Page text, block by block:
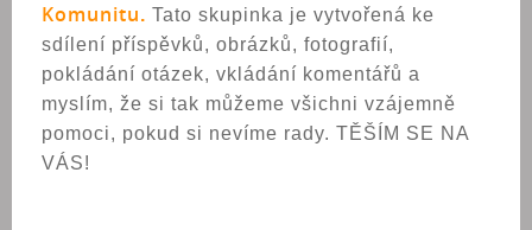
Komunitu. Tato skupinka je vytvořená ke
sdílení příspěvků, obrázků, fotografií,
pokládání otázek, vkládání komentářů a
myslím, že si tak můžeme všichni vzájemně
pomoci, pokud si nevíme rady. TĚŠÍM SE NA
VÁS!